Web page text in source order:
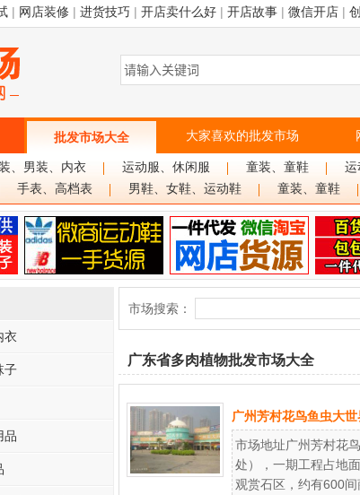
| 网店装修 | 进货技巧 | 开店卖什么好 | 开店故事 | 微信开店 |
批发市场大全 大家喜欢的批发市场
、男装、内衣 运动服、休闲服 童装、童鞋 运
手表、高档表 男鞋、女鞋、运动鞋 童装、童鞋
衣
子
品
市场搜索：
广东省多肉植物批发市场大全
广州芳村花鸟鱼虫大世
市场地址广州芳村花
处），一期工程占地
观赏石区，约有600间